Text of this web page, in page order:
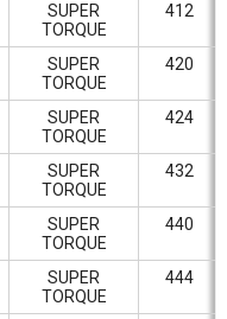
SUPER
TORQUE
412
SUPER
TORQUE
420
SUPER
TORQUE
424
SUPER
TORQUE
432
SUPER
TORQUE
440
SUPER
TORQUE
444